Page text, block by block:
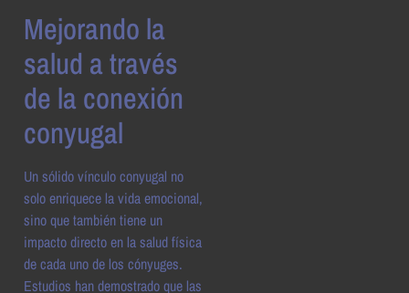
Mejorando la
salud a través
de la conexión
conyugal
Un sólido vínculo conyugal no
solo enriquece la vida emocional,
sino que también tiene un
impacto directo en la salud física
de cada uno de los cónyuges.
Estudios han demostrado que las